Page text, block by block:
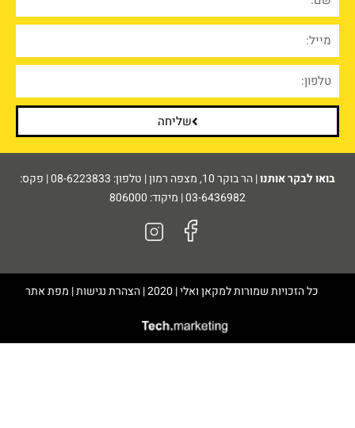
שליחה
בואו לבקר אותנו
| הר בוקר 10, מצפה רמון | טלפון: 08-6223833 | פקס:
03-6436982 | מיקוד: 806000
כל הזכויות שמורות למקאן ואלי | 2020 | הצהרת נגישות | מפת אתר